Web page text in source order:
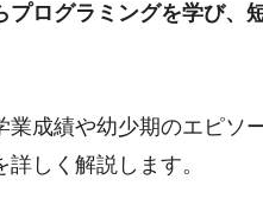
プログラミングを学び、
業成績や幼少期のエピソ
しく解説します。